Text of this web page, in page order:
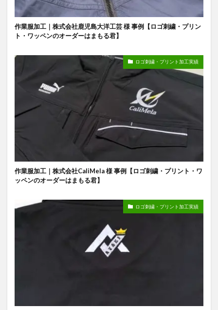
作業服加工｜株式会社鹿児島大洋工芸 様 事例【ロゴ刺繍・プリン
ト・ワッペンのオーダーはまもる君】
ロゴ刺繍・プリント加工実績
作業服加工｜株式会社CaliMela 様 事例【ロゴ刺繍・プリント・ワ
ッペンのオーダーはまもる君】
ロゴ刺繍・プリント加工実績